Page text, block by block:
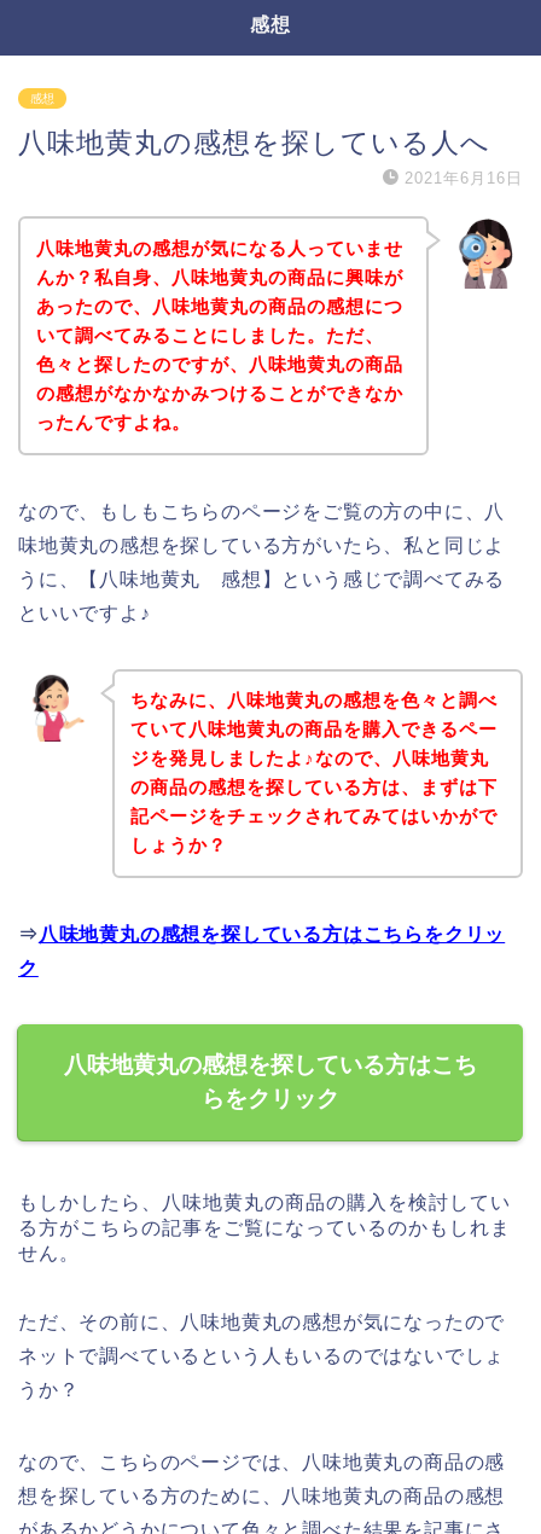
感想
感想
八味地黄丸の感想を探している人へ
2021年6月16日
八味地黄丸の感想が気になる人っていませ
んか？私自身、八味地黄丸の商品に興味が
あったので、八味地黄丸の商品の感想につ
いて調べてみることにしました。ただ、
色々と探したのですが、八味地黄丸の商品
の感想がなかなかみつけることができなか
ったんですよね。
なので、もしもこちらのページをご覧の方の中に、八
味地黄丸の感想を探している方がいたら、私と同じよ
うに、【八味地黄丸 感想】という感じで調べてみる
といいですよ♪
ちなみに、八味地黄丸の感想を色々と調べ
ていて八味地黄丸の商品を購入できるペー
ジを発見しましたよ♪なので、八味地黄丸
の商品の感想を探している方は、まずは下
記ページをチェックされてみてはいかがで
しょうか？
⇒ 八味地黄丸の感想を探している方はこちらをクリッ
ク
八味地黄丸の感想を探している方はこち
らをクリック
もしかしたら、八味地黄丸の商品の購入を検討してい
る方がこちらの記事をご覧になっているのかもしれま
せん。
ただ、その前に、八味地黄丸の感想が気になったので
ネットで調べているという人もいるのではないでしょ
うか？
なので、こちらのページでは、八味地黄丸の商品の感
想を探している方のために、八味地黄丸の商品の感想